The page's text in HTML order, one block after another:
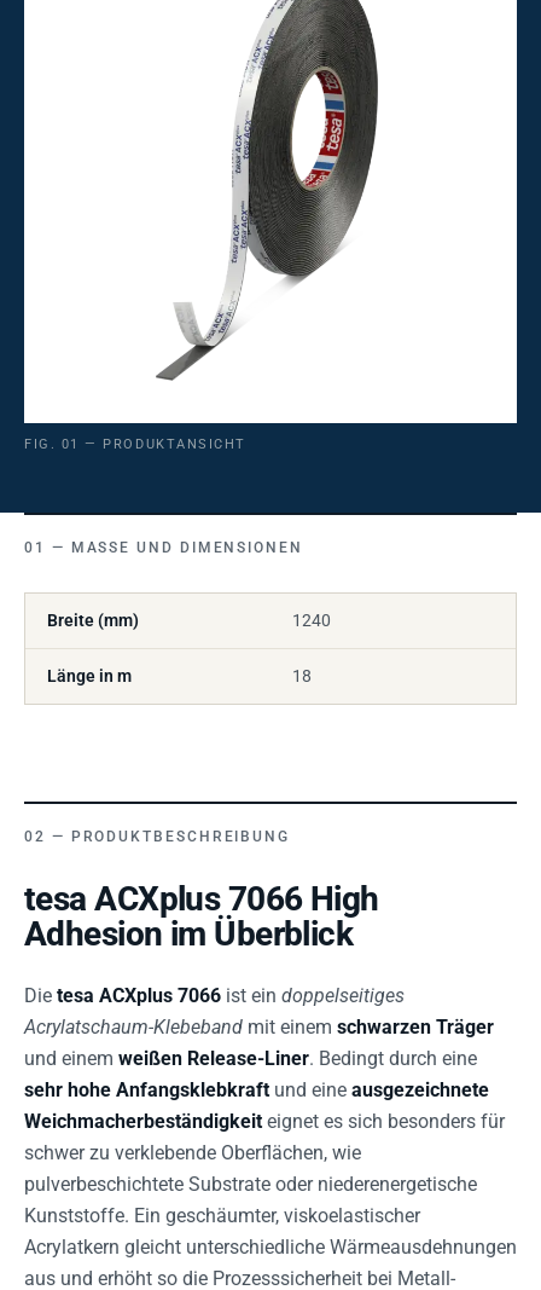
FIG. 01 — PRODUKTANSICHT
MASSE UND DIMENSIONEN
Breite (mm) 1240
Länge in m 18
PRODUKTBESCHREIBUNG
tesa ACXplus 7066 High
Adhesion im Überblick
Die tesa ACXplus 7066 ist ein doppelseitiges
Acrylatschaum-Klebeband mit einem schwarzen Träger
und einem weißen Release-Liner. Bedingt durch eine
sehr hohe Anfangsklebkraft und eine ausgezeichnete
Weichmacherbeständigkeit eignet es sich besonders für
schwer zu verklebende Oberflächen, wie
pulverbeschichtete Substrate oder niederenergetische
Kunststoffe. Ein geschäumter, viskoelastischer
Acrylatkern gleicht unterschiedliche Wärmeausdehnungen
aus und erhöht so die Prozesssicherheit bei Metall-